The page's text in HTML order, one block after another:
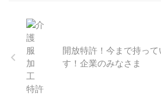
開放特許！今まで持っ
す！企業のみなさま